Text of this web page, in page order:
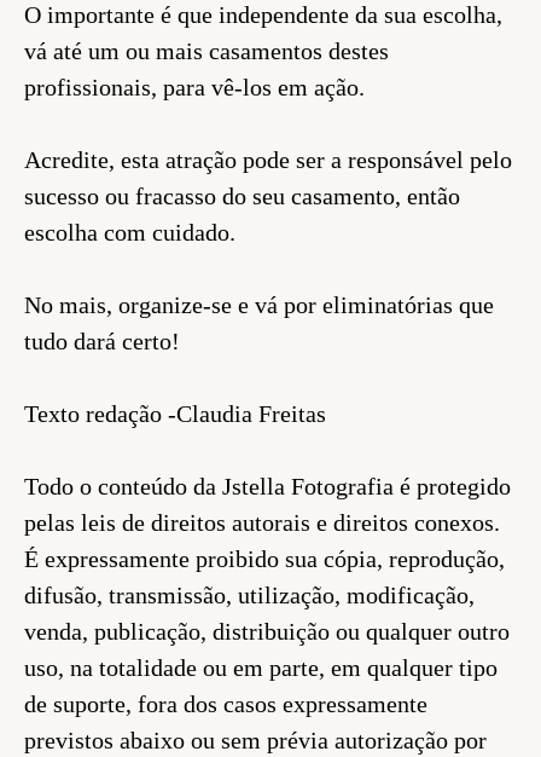
O importante é que independente da sua escolha,
vá até um ou mais casamentos destes
profissionais, para vê-los em ação.
Acredite, esta atração pode ser a responsável pelo
sucesso ou fracasso do seu casamento, então
escolha com cuidado.
No mais, organize-se e vá por eliminatórias que
tudo dará certo!
Texto redação -Claudia Freitas
Todo o conteúdo da Jstella Fotografia é protegido
pelas leis de direitos autorais e direitos conexos.
É expressamente proibido sua cópia, reprodução,
difusão, transmissão, utilização, modificação,
venda, publicação, distribuição ou qualquer outro
uso, na totalidade ou em parte, em qualquer tipo
de suporte, fora dos casos expressamente
previstos abaixo ou sem prévia autorização por